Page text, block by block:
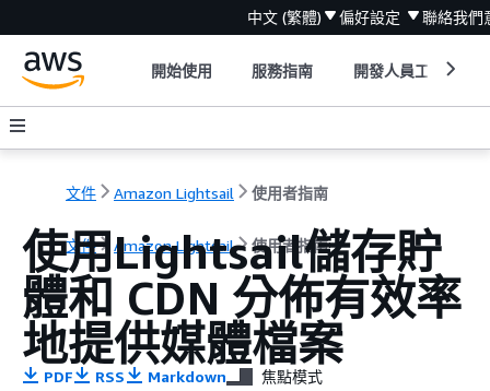
中文 (繁體) 偏好設定 聯絡我們
開始使用 服務指南 開發人員工具
文件 Amazon Lightsail 使用者指南
文件 Amazon Lightsail 使用者指南
使用Lightsail儲存貯
體和 CDN 分佈有效率
地提供媒體檔案
PDF RSS Markdown 焦點模式